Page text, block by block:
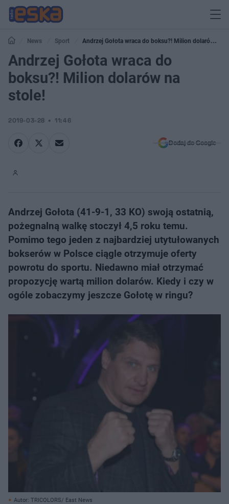
News Sport
Andrzej Gołota wraca do boksu?! Milion dolarów na
stole!
Andrzej Gołota wraca do
boksu?! Milion dolarów na
stole!
2019-03-28 11:46
Dodaj do Google
Andrzej Gołota (41-9-1, 33 KO) swoją ostatnią,
pożegnalną walkę stoczył 4,5 roku temu.
Pomimo tego jeden z najbardziej utytułowanych
bokserów w Polsce ciągle otrzymuje oferty
powrotu do sportu. Niedawno miał otrzymać
propozycję wartą milion dolarów. Kiedy i czy w
ogóle zobaczymy jeszcze Gołotę w ringu?
Autor: TRICOLORS/ East News